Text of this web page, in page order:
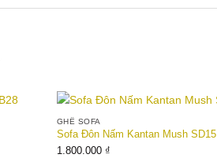
GHẾ SOFA
Sofa Đôn Nấm Kantan Mush SD15
1.800.000 ₫